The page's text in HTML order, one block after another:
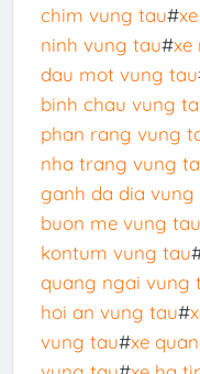
chim vung tau#
ninh vung tau#xe
dau mot vung tau
binh chau vung
phan rang vung
nha trang vung
ganh da dia vung
buon me vung tau
kontum vung tau
quang ngai vung
hoi an vung tau#
vung tau#xe